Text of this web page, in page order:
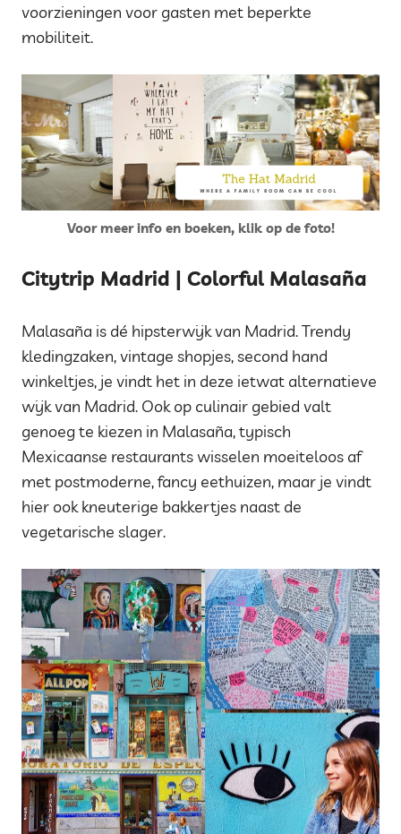
voorzieningen voor gasten met beperkte
mobiliteit.
Voor meer info en boeken, klik op de foto!
Citytrip Madrid | Colorful Malasaña
Malasaña is dé hipsterwijk van Madrid. Trendy
kledingzaken, vintage shopjes, second hand
winkeltjes, je vindt het in deze ietwat alternatieve
wijk van Madrid. Ook op culinair gebied valt
genoeg te kiezen in Malasaña, typisch
Mexicaanse restaurants wisselen moeiteloos af
met postmoderne, fancy eethuizen, maar je vindt
hier ook kneuterige bakkertjes naast de
vegetarische slager.